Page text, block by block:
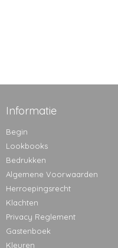
Informatie
Begin
Lookbooks
Bedrukken
Algemene Voorwaarden
Herroepingsrecht
Klachten
Privacy Reglement
Gastenboek
Kleuren